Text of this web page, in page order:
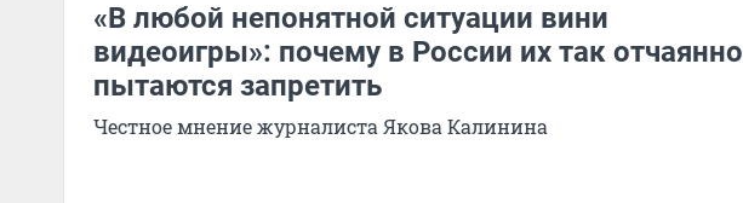
«В любой непонятной ситуации вини
видеоигры»: почему в России их так отчаянно
пытаются запретить
Честное мнение журналиста Якова Калинина